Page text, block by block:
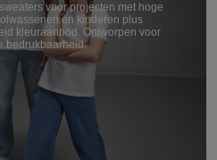
voor projecten met hoge
en kinderen plus
kleuraanbod. Ontworpen voor
bedrukbaarheid.